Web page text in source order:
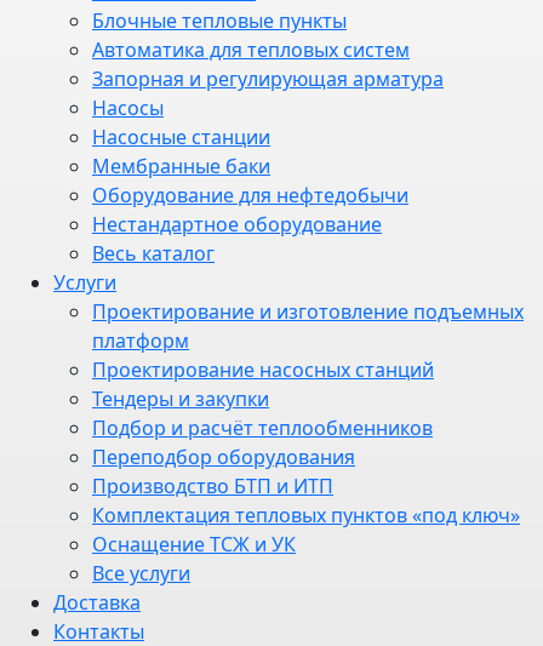
Блочные тепловые пункты
Автоматика для тепловых систем
Запорная и регулирующая арматура
Насосы
Насосные станции
Мембранные баки
Оборудование для нефтедобычи
Нестандартное оборудование
Весь каталог
Услуги
Проектирование и изготовление подъемных
платформ
Проектирование насосных станций
Тендеры и закупки
Подбор и расчёт теплообменников
Переподбор оборудования
Производство БТП и ИТП
Комплектация тепловых пунктов «под ключ»
Оснащение ТСЖ и УК
Все услуги
Доставка
Контакты